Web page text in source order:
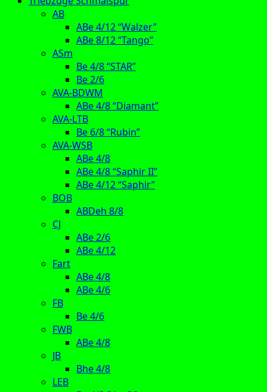
AB
ABe 4/12 “Walzer”
ABe 8/12 “Tango”
ASm
Be 4/8 “STAR”
Be 2/6
AVA-BDWM
ABe 4/8 “Diamant”
AVA-LTB
Be 6/8 “Rubin”
AVA-WSB
ABe 4/8
ABe 4/8 “Saphir II”
ABe 4/12 “Saphir”
BOB
ABDeh 8/8
CJ
ABe 2/6
ABe 4/12
Fart
ABe 4/8
ABe 4/6
FB
Be 4/6
FWB
ABe 4/8
JB
Bhe 4/8
LEB